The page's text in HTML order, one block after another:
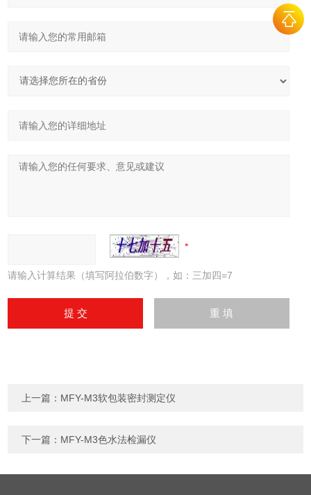
请输入计算结果（填写阿拉伯数字），如：三加四=7
上一篇： MFY-M3软包装密封测定仪
下一篇： MFY-M3色水法检漏仪